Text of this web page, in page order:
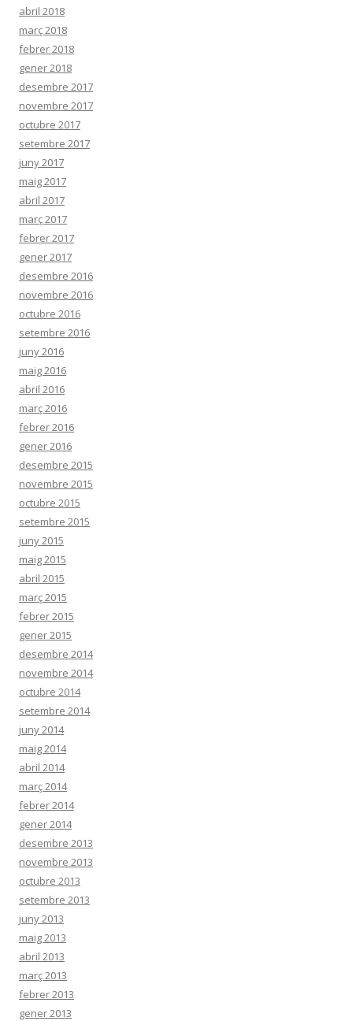
abril 2018
març 2018
febrer 2018
gener 2018
desembre 2017
novembre 2017
octubre 2017
setembre 2017
juny 2017
maig 2017
abril 2017
març 2017
febrer 2017
gener 2017
desembre 2016
novembre 2016
octubre 2016
setembre 2016
juny 2016
maig 2016
abril 2016
març 2016
febrer 2016
gener 2016
desembre 2015
novembre 2015
octubre 2015
setembre 2015
juny 2015
maig 2015
abril 2015
març 2015
febrer 2015
gener 2015
desembre 2014
novembre 2014
octubre 2014
setembre 2014
juny 2014
maig 2014
abril 2014
març 2014
febrer 2014
gener 2014
desembre 2013
novembre 2013
octubre 2013
setembre 2013
juny 2013
maig 2013
abril 2013
març 2013
febrer 2013
gener 2013